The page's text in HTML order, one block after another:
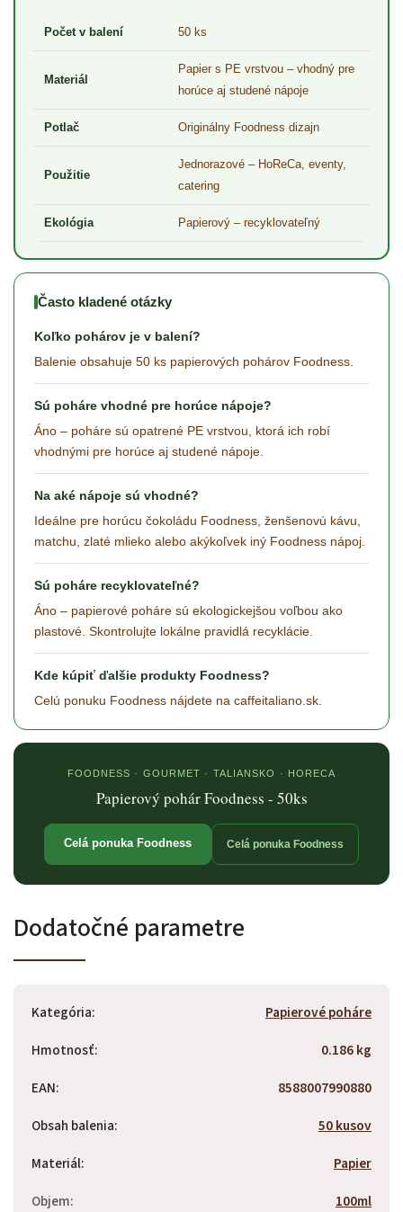
Počet v balení 50 ks
Materiál
Papier s PE vrstvou – vhodný pre
horúce aj studené nápoje
Potlač Originálny Foodness dizajn
Použitie
Jednorazové – HoReCa, eventy,
catering
Ekológia Papierový – recyklovateľný
Často kladené otázky
Koľko pohárov je v balení?
Balenie obsahuje 50 ks papierových pohárov Foodness.
Sú poháre vhodné pre horúce nápoje?
Áno – poháre sú opatrené PE vrstvou, ktorá ich robí
vhodnými pre horúce aj studené nápoje.
Na aké nápoje sú vhodné?
Ideálne pre horúcu čokoládu Foodness, ženšenovú kávu,
matchu, zlaté mlieko alebo akýkoľvek iný Foodness nápoj.
Sú poháre recyklovateľné?
Áno – papierové poháre sú ekologickejšou voľbou ako
plastové. Skontrolujte lokálne pravidlá recyklácie.
Kde kúpiť ďalšie produkty Foodness?
Celú ponuku Foodness nájdete na caffeitaliano.sk.
FOODNESS · GOURMET · TALIANSKO · HORECA
Papierový pohár Foodness - 50ks
Celá ponuka Foodness Celá ponuka Foodness
Dodatočné parametre
Kategória:
Papierové poháre
Hmotnosť:
0.186 kg
EAN:
8588007990880
Obsah balenia:
50 kusov
Materiál:
Papier
Objem: 100ml